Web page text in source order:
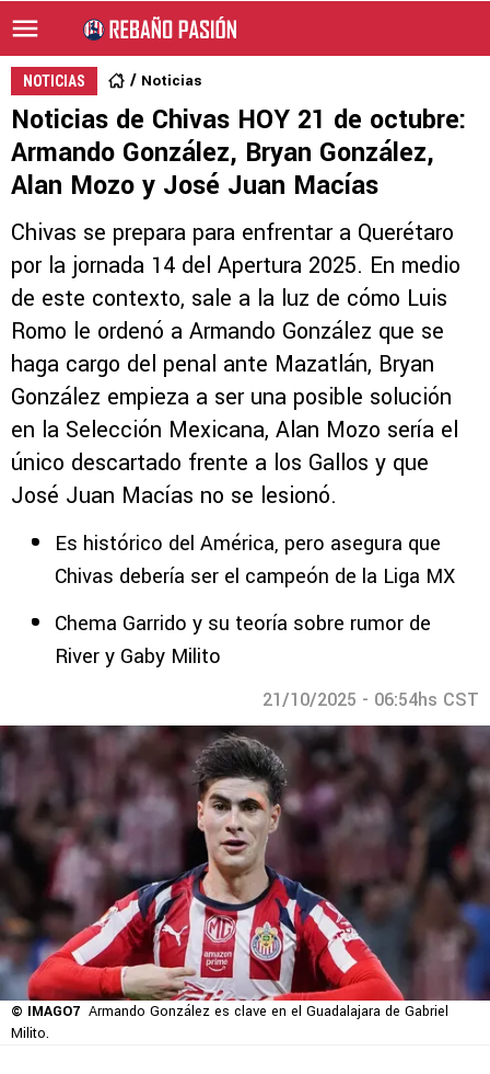
NOTICIAS Noticias
Noticias de Chivas HOY 21 de octubre:
Armando González, Bryan González,
Alan Mozo y José Juan Macías
Chivas se prepara para enfrentar a Querétaro
por la jornada 14 del Apertura 2025. En medio
de este contexto, sale a la luz de cómo Luis
Romo le ordenó a Armando González que se
haga cargo del penal ante Mazatlán, Bryan
González empieza a ser una posible solución
en la Selección Mexicana, Alan Mozo sería el
único descartado frente a los Gallos y que
José Juan Macías no se lesionó.
Es histórico del América, pero asegura que
Chivas debería ser el campeón de la Liga MX
Chema Garrido y su teoría sobre rumor de
River y Gaby Milito
21/10/2025 - 06:54hs CST
© IMAGO7 Armando González es clave en el Guadalajara de Gabriel
Milito.